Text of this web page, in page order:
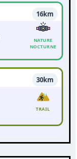
16km
NATURE
NOCTURNE
30km
TRAIL